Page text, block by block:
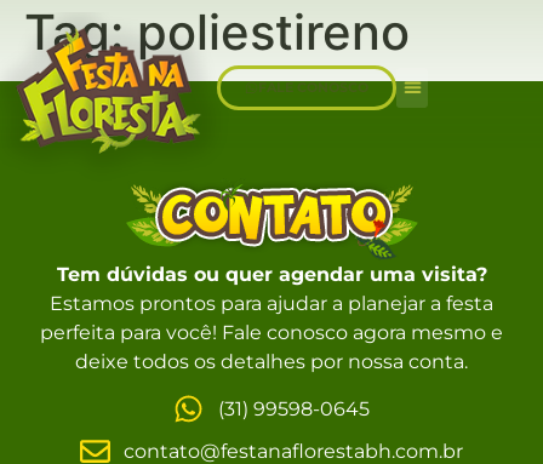
FALE CONOSCO
Tag:poliestireno
Tem dúvidas ou quer agendar uma visita?
Estamos prontos para ajudar a planejar a festa
perfeita para você! Fale conosco agora mesmo e
deixe todos os detalhes por nossa conta.
(31) 99598-0645
contato@festanaflorestabh.com.br